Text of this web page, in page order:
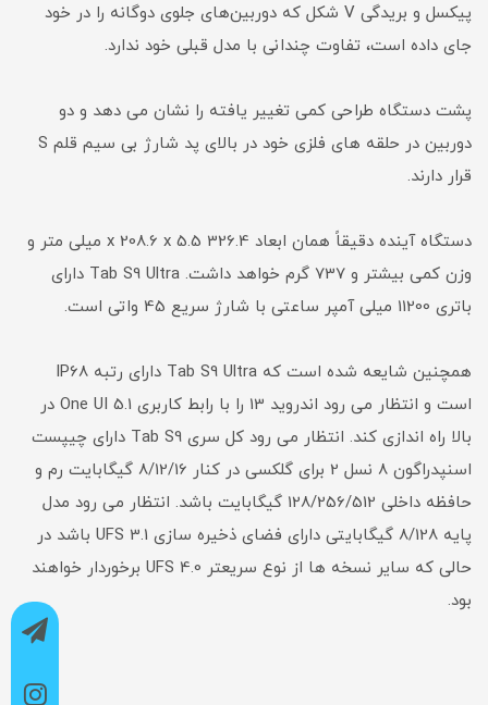
پیکسل و بریدگی V شکل که دوربین‌های جلوی دوگانه را در خود
جای داده است، تفاوت چندانی با مدل قبلی خود ندارد.
پشت دستگاه طراحی کمی تغییر یافته را نشان می دهد و دو
دوربین در حلقه های فلزی خود در بالای پد شارژ بی سیم قلم S
قرار دارند.
دستگاه آینده دقیقاً همان ابعاد 326.4 x 208.6 x 5.5 میلی متر و
وزن کمی بیشتر و 737 گرم خواهد داشت. Tab S9 Ultra دارای
باتری 11200 میلی آمپر ساعتی با شارژ سریع 45 واتی است.
همچنین شایعه شده است که Tab S9 Ultra دارای رتبه IP68
است و انتظار می رود اندروید 13 را با رابط کاربری One UI 5.1 در
بالا راه اندازی کند. انتظار می رود کل سری Tab S9 دارای چیپست
اسنپدراگون 8 نسل 2 برای گلکسی در کنار 8/12/16 گیگابایت رم و
حافظه داخلی 128/256/512 گیگابایت باشد. انتظار می رود مدل
پایه 8/128 گیگابایتی دارای فضای ذخیره سازی UFS 3.1 باشد در
حالی که سایر نسخه ها از نوع سریعتر UFS 4.0 برخوردار خواهند
بود.